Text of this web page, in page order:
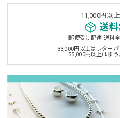
11,000円以
送
郵便受け配達 送料
33,000円以上はレター
55,000円以上はゆ